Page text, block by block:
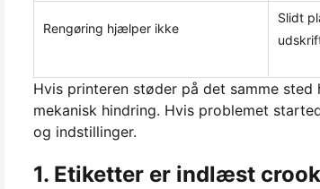
Rengøring hjælper ikke
Slidt
Hvis printeren støder på det samme
mekanisk hindring. Hvis problemet
og indstillinger.
1. Etiketter er indlæst